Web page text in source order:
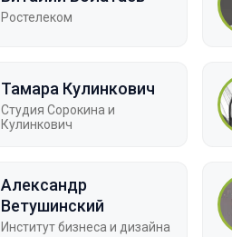
Ростелеком
Тамара Кулинкович
Студия Сорокина и
Кулинкович
Александр
Ветушинский
Институт бизнеса и дизайна